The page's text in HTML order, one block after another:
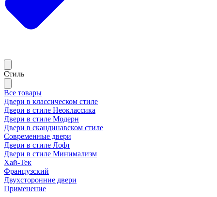
Стиль
Все товары
Двери в классическом стиле
Двери в стиле Неоклассика
Двери в стиле Модерн
Двери в скандинавском стиле
Современные двери
Двери в стиле Лофт
Двери в стиле Минимализм
Хай-Тек
Французский
Двухсторонние двери
Применение